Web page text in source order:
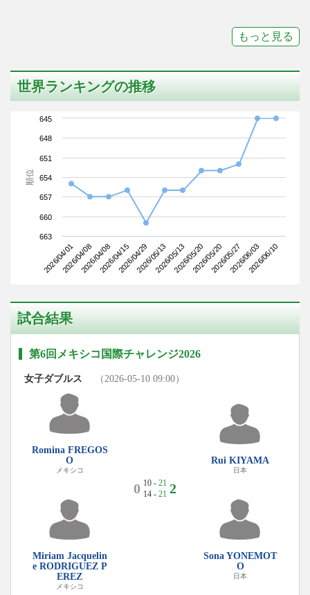
もっと見る
世界ランキングの推移
順位
2026/04/012026/04/082026/04/082026/04/152026/04/292026/05/132026/05/132026/05/202026/05/202026/05/272026/06/032026/06/10
645
648
651
654
657
660
663
試合結果
第6回メキシコ国際チャレンジ2026
女子ダブルス （2026-05-10 09:00）
Romina FREGOS
O
メキシコ
Miriam Jacquelin
e RODRIGUEZ P
EREZ
メキシコ
0 10 - 21
14 - 21 2
Rui KIYAMA
日本
Sona YONEMOT
O
日本